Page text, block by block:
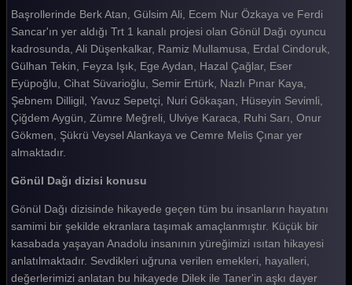
Gönül Dağı 182. Bölüm
Gönül Dağı 181. Bölüm
Gönül Dağı 180. Bölüm
Gönül Dağı 179. Bölüm
Gönül Dağı 178. Bölüm
Gönül Dağı 177. Bölüm
Gönül Dağı 176. Bölüm
Gönül Dağı 175. Bölüm
Gönül Dağı 174. Bölüm
Gönül Dağı 173. Bölüm
Başrollerinde Berk Atan, Gülsim Ali, Ecem Nur Özkaya ve Ferdi
Sancar'ın yer aldığı Trt 1 kanalı projesi olan Gönül Dağı oyuncu
kadrosunda, Ali Düşenkalkar, Ramiz Mullamusa, Erdal Cindoruk,
Gülhan Tekin, Feyza Işık, Ege Aydan, Hazal Çağlar, Eser
Eyüpoğlu, Cihat Süvarioğlu, Semir Ertürk, Nazlı Pınar Kaya,
Şebnem Dilligil, Yavuz Sepetçi, Nuri Gökaşan, Hüseyin Sevimli,
Çiğdem Aygün, Zümre Meğreli, Ulviye Karaca, Ruhi Sarı, Onur
Gökmen, Şükrü Veysel Alankaya ve Cemre Melis Çınar yer
almaktadır.
Gönül Dağı dizisi konusu
Gönül Dağı dizisinde hikayede geçen tüm bu insanların hayatını
samimi bir şekilde ekranlara taşımak amaçlanmıştır. Küçük bir
kasabada yaşayan Anadolu insanının yüreğimizi ısıtan hikayesi
anlatılmaktadır. Sevdikleri uğruna verilen emekleri, hayalleri,
değerlerimizi anlatan bu hikayede Dilek ile Taner'in aşkı dayer